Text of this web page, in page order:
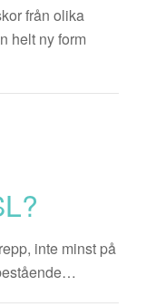
från olika
helt ny form
inte minst på